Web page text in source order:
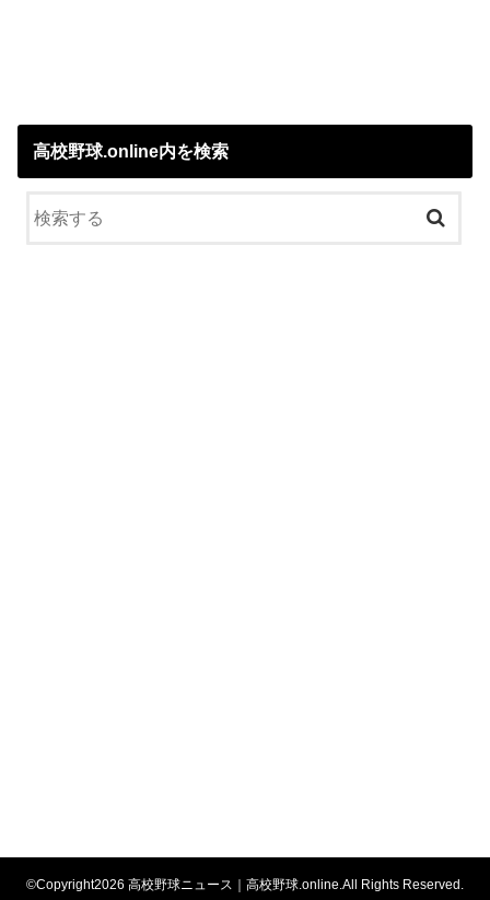
高校野球.online内を検索
©Copyright2026 高校野球ニュース｜高校野球.online .All Rights Reserved.